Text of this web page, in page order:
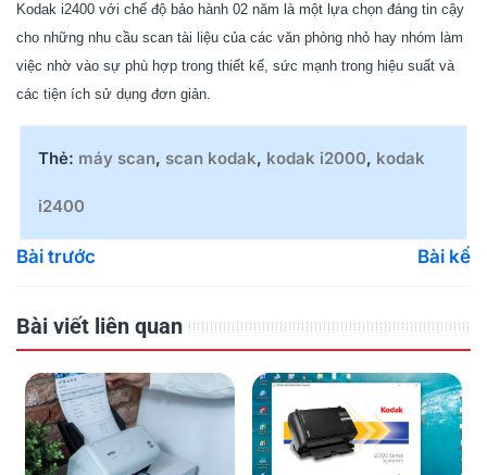
Kodak i2400 với chế độ bảo hành 02 năm là một lựa chọn đáng tin cậy
cho những nhu cầu scan tài liệu của các văn phòng nhỏ hay nhóm làm
việc nhờ vào sự phù hợp trong thiết kế, sức mạnh trong hiệu suất và
các tiện ích sử dụng đơn giản.
Thẻ: máy scan, scan kodak, kodak i2000, kodak
i2400
Bài trước Bài kế
Bài viết liên quan